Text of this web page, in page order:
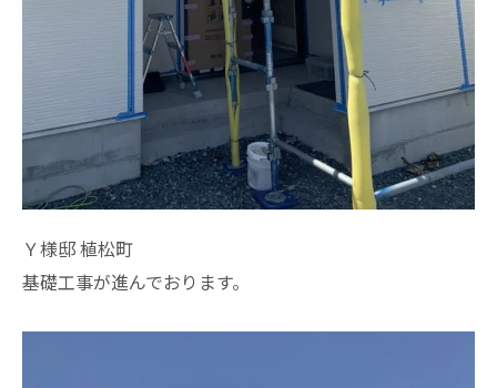
Ｙ様邸 植松町
基礎工事が進んでおります。